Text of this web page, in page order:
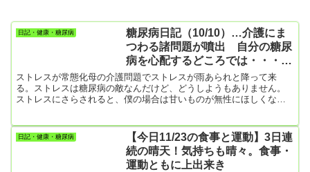
日記・健康・糖尿病
糖尿病日記（10/10）…介護にま
つわる諸問題が噴出 自分の糖尿
病を心配するどころでは・・・
＿|￣|○
ストレスが常態化母の介護問題でストレスが雨あられと降って来
る。ストレスは糖尿病の敵なんだけど、どうしようもありません。
ストレスにさらされると、僕の場合は甘いものが無性にほしくなり
間に、いろんな環境変化がありました。高齢の認知症の母が入院し
て、母の自立能力が急激に低下してしまった。 その様子を私の妹た
ちが見て、介護していた私や妻の世話の仕方が悪いからだと思って
日記・健康・糖尿病
【今日11/23の食事と運動】3日連
続の晴天！気持ちも晴々。食事・
運動ともに上出来き